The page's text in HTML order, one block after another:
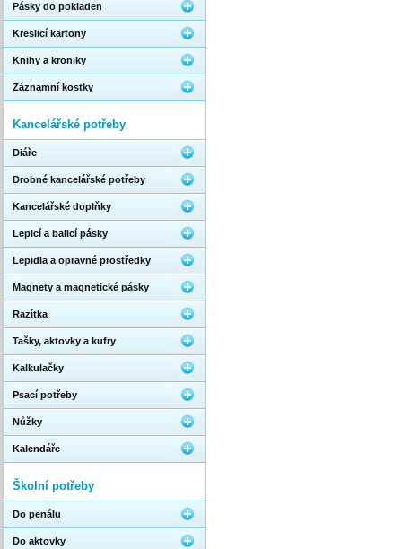
Pásky do pokladen
Kreslicí kartony
Knihy a kroniky
Záznamní kostky
Kancelářské potřeby
Diáře
Drobné kancelářské potřeby
Kancelářské doplňky
Lepicí a balicí pásky
Lepidla a opravné prostředky
Magnety a magnetické pásky
Razítka
Tašky, aktovky a kufry
Kalkulačky
Psací potřeby
Nůžky
Kalendáře
Školní potřeby
Do penálu
Do aktovky